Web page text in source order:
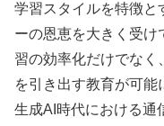
学習スタイルを特徴と
ーの恩恵を大きく受け
習の効率化だけでなく
を引き出す教育が可能
生成AI時代における通